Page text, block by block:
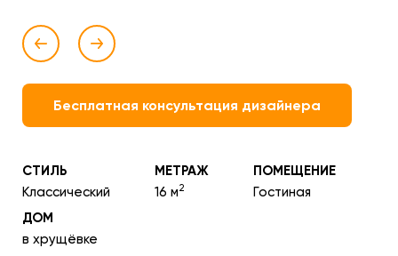
Бесплатная консультация дизайнера
СТИЛЬ
Классический
МЕТРАЖ
16 м2
ПОМЕЩЕНИЕ
Гостиная
ДОМ
в хрущёвке